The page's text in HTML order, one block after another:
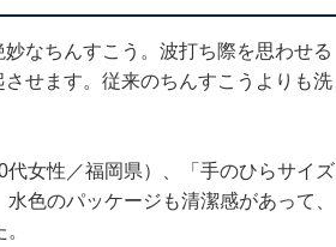
なちんすこう。波打ち際を思わせる
せます。従来のちんすこうよりも洗
女性／福岡県）、「手のひらサイズ
色のパッケージも清潔感があって、